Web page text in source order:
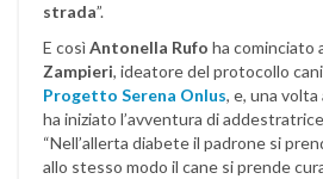
strada”.
E così Antonella Rufo ha cominciato
Zampieri, ideatore del protocollo
Progetto Serena Onlus, e, una
ha iniziato l’avventura di
“Nell’allerta diabete il padrone si
allo stesso modo il cane si prende